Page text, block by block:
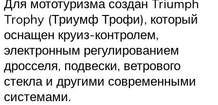
Для мототуризма создан Triumph
Trophy (Триумф Трофи), который
оснащен круиз-контролем,
электронным регулированием
дросселя, подвески, ветрового
стекла и другими современными
системами.